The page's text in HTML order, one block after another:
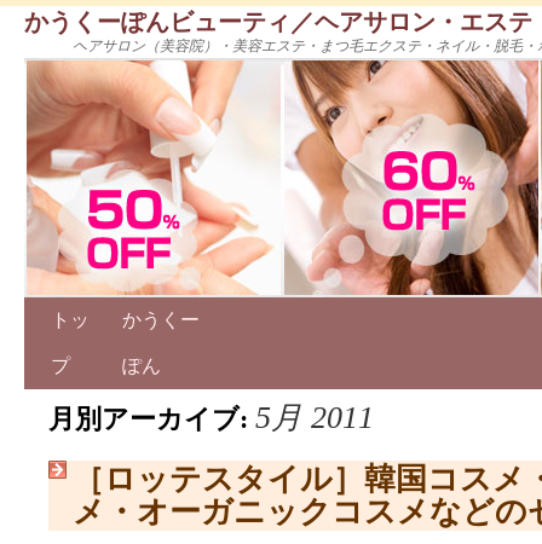
かうくーぽんビューティ／ヘアサロン・エス
ヘアサロン（美容院）・美容エステ・まつ毛エクステ・ネイル・脱毛
トッ
プ
かうくー
ぽん
月別アーカイブ: 5月 2011
［ロッテスタイル］韓国コスメ
メ・オーガニックコスメなどの